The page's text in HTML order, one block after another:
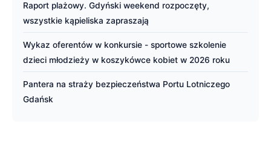
Raport plażowy. Gdyński weekend rozpoczęty,
wszystkie kąpieliska zapraszają
Wykaz oferentów w konkursie - sportowe szkolenie
dzieci młodzieży w koszykówce kobiet w 2026 roku
Pantera na straży bezpieczeństwa Portu Lotniczego
Gdańsk